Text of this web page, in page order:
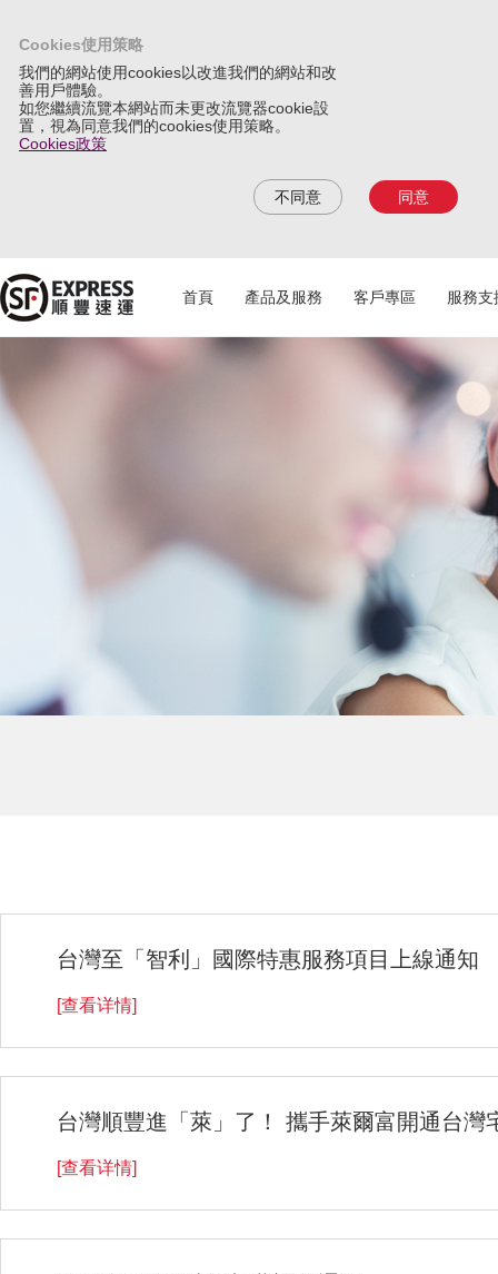
Cookies使用策略
我們的網站使用cookies以改進我們的網站和改
善用戶體驗。
如您繼續流覽本網站而未更改流覽器cookie設
置，視為同意我們的cookies使用策略。
Cookies政策
不同意 同意
首頁 產品及服務 客戶專區 服務支
台灣至「智利」國際特惠服務項目上線通知
[查看详情]
台灣順豐進「萊」了！ 攜手萊爾富開通台
[查看详情]